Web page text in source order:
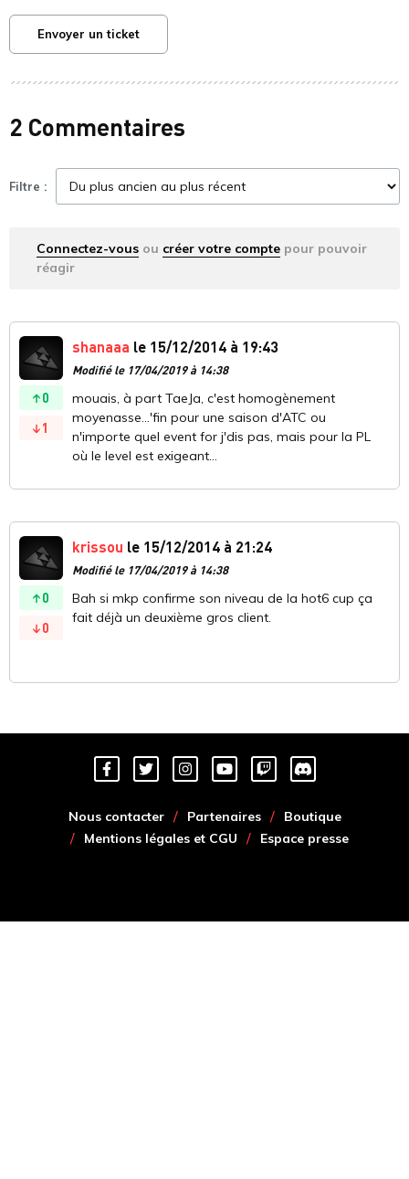
Envoyer un ticket
2 Commentaires
Filtre :
Connectez-vous ou créer votre compte pour pouvoir
réagir
0
1
shanaaa le 15/12/2014 à 19:43
Modifié le 17/04/2019 à 14:38
mouais, à part TaeJa, c'est homogènement
moyenasse...'fin pour une saison d'ATC ou
n'importe quel event for j'dis pas, mais pour la PL
où le level est exigeant...
0
0
krissou le 15/12/2014 à 21:24
Modifié le 17/04/2019 à 14:38
Bah si mkp confirme son niveau de la hot6 cup ça
fait déjà un deuxième gros client.
Nous contacter Partenaires
Boutique
Mentions légales et CGU
Espace presse